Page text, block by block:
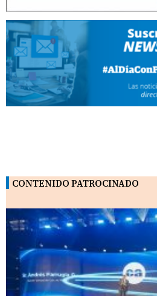
CONTENIDO PATROCINADO